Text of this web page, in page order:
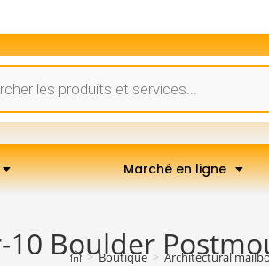
Marché en ligne
Boulder
> Boutique > Architectural